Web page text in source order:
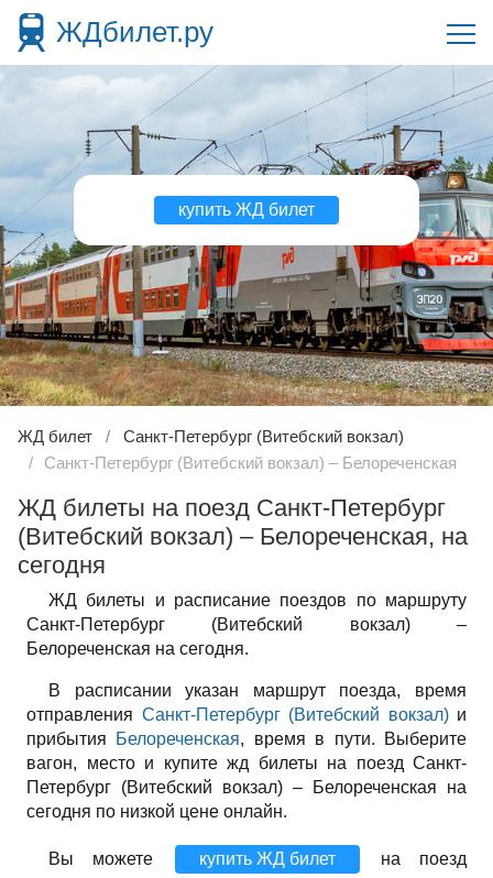
ЖДбилет.ру
купить ЖД билет
ЖД билет
Санкт-Петербург (Витебский вокзал)
Санкт-Петербург (Витебский вокзал) – Белореченская
ЖД билеты на поезд Санкт-Петербург
(Витебский вокзал) – Белореченская, на
сегодня
ЖД билеты и расписание поездов по маршруту
Санкт-Петербург (Витебский вокзал) –
Белореченская на сегодня.
В расписании указан маршрут поезда, время
отправления Санкт-Петербург (Витебский вокзал)и
прибытия Белореченская, время в пути. Выберите
вагон, место и купите жд билеты на поезд Санкт-
Петербург (Витебский вокзал) – Белореченская на
сегодня по низкой цене онлайн.
Вы можете купить ЖД билет
на поезд